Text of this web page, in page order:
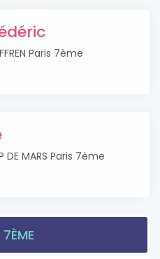
Paris 7ème
DE MARS Paris 7ème